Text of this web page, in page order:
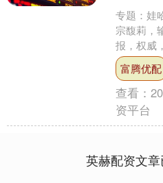
专题：娃
宗馥莉，
报，权威
掘潜力主
日下午，
富腾优配
查看：
资平台
英赫配资文